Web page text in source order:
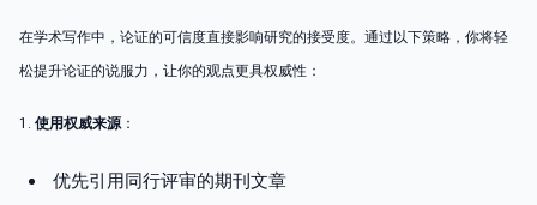
在学术写作中，论证的可信度直接影响研究的接受度。通过以下策略，你将轻
松提升论证的说服力，让你的观点更具权威性：
1. 使用权威来源：
优先引用同行评审的期刊文章